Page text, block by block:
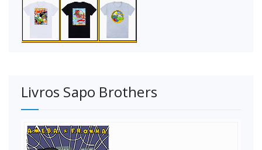
Livros Sapo Brothers